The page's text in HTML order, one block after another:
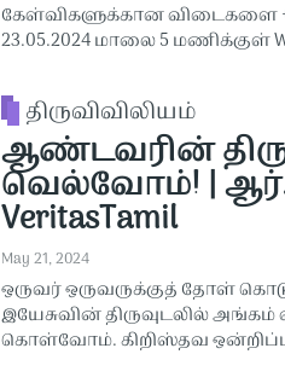
கேள்விகளுக்கான விடைகளை
23.05.2024 மாலை 5 மணிக்குள்
திருவிவிலியம்
ஆண்டவரின்
வெல்வோம்! |
VeritasTamil
May 21, 2024
ஒருவர் ஒருவருக்குத் தோள்
இயேசுவின் திருவுடலில்
கொள்வோம். கிறிஸ்தவ